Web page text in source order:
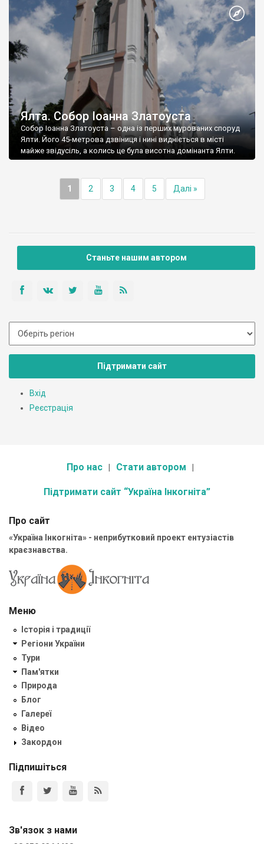
Ялта. Собор Іоанна Златоуста
Собор Іоанна Златоуста – одна із перших мурованих споруд
Ялти. Його 45-метрова дзвіниця і нині видніється в місті
майже звідусіль, а колись це була висотна домінанта Ялти.
1 2 3 4 5 Далі »
Станьте нашим автором
Підтримати сайт
Вхід
Реєстрація
Про нас Стати автором
Підтримати сайт “Україна Інкогніта”
Про сайт
«Україна Інкогніта» - неприбутковий проект ентузіастів
краєзнавства.
Меню
Історія і традиції
Регіони України
Тури
Пам'ятки
Природа
Блог
Галереї
Відео
Закордон
Підпишіться
Зв'язок з нами